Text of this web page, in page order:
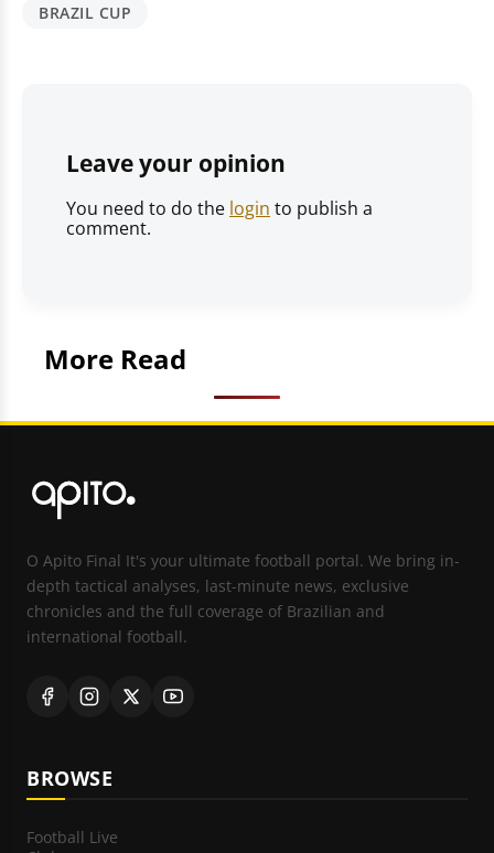
BRAZIL CUP
Leave your opinion
You need to do the login to publish a
comment.
More Read
O Apito Final It's your ultimate football portal. We bring in-
depth tactical analyses, last-minute news, exclusive
chronicles and the full coverage of Brazilian and
international football.
BROWSE
Football Live